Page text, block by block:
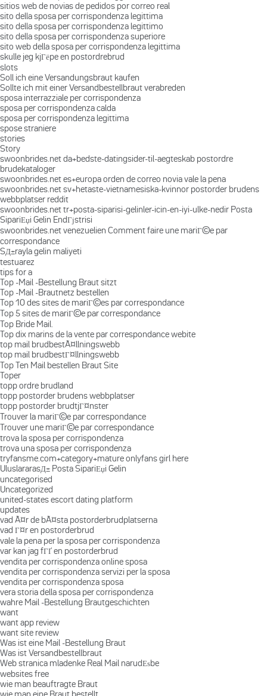
sitios web de novias de pedidos por correo real
sito della sposa per corrispondenza legittima
sito della sposa per corrispondenza legittimo
sito della sposa per corrispondenza superiore
sito web della sposa per corrispondenza legittima
skulle jeg kjГёpe en postordrebrud
slots
Soll ich eine Versandungsbraut kaufen
Sollte ich mit einer Versandbestellbraut verabreden
sposa interrazziale per corrispondenza
sposa per corrispondenza calda
sposa per corrispondenza legittima
spose straniere
stories
Story
swoonbrides.net da+bedste-datingsider-til-aegteskab postordre
brudekataloger
swoonbrides.net es+europa orden de correo novia vale la pena
swoonbrides.net sv+hetaste-vietnamesiska-kvinnor postorder brudens
webbplatser reddit
swoonbrides.net tr+posta-siparisi-gelinler-icin-en-iyi-ulke-nedir Posta
SipariЕџi Gelin EndГјstrisi
swoonbrides.net venezuelien Comment faire une mariГ©e par
correspondance
SД±rayla gelin maliyeti
testuarez
tips for a
Top -Mail -Bestellung Braut sitzt
Top -Mail -Brautnetz bestellen
Top 10 des sites de mariГ©es par correspondance
Top 5 sites de mariГ©e par correspondance
Top Bride Mail.
Top dix marins de la vente par correspondance webite
top mail brudbestÃ¤llningswebb
top mail brudbestГ¤llningswebb
Top Ten Mail bestellen Braut Site
Toper
topp ordre brudland
topp postorder brudens webbplatser
topp postorder brudtjГ¤nster
Trouver la mariГ©e par correspondance
Trouver une mariГ©e par correspondance
trova la sposa per corrispondenza
trova una sposa per corrispondenza
tryfansme.com+category+mature onlyfans girl here
UluslararasД± Posta SipariЕџi Gelin
uncategorised
Uncategorized
united-states escort dating platform
updates
vad Ã¤r de bÃ¤sta postorderbrudplatserna
vad Г¤r en postorderbrud
vale la pena per la sposa per corrispondenza
var kan jag fГҐ en postorderbrud
vendita per corrispondenza online sposa
vendita per corrispondenza servizi per la sposa
vendita per corrispondenza sposa
vera storia della sposa per corrispondenza
wahre Mail -Bestellung Brautgeschichten
want
want app review
want site review
Was ist eine Mail -Bestellung Braut
Was ist Versandbestellbraut
Web stranica mladenke Real Mail narudЕѕbe
websites free
wie man beauftragte Braut
wie man eine Braut bestellt